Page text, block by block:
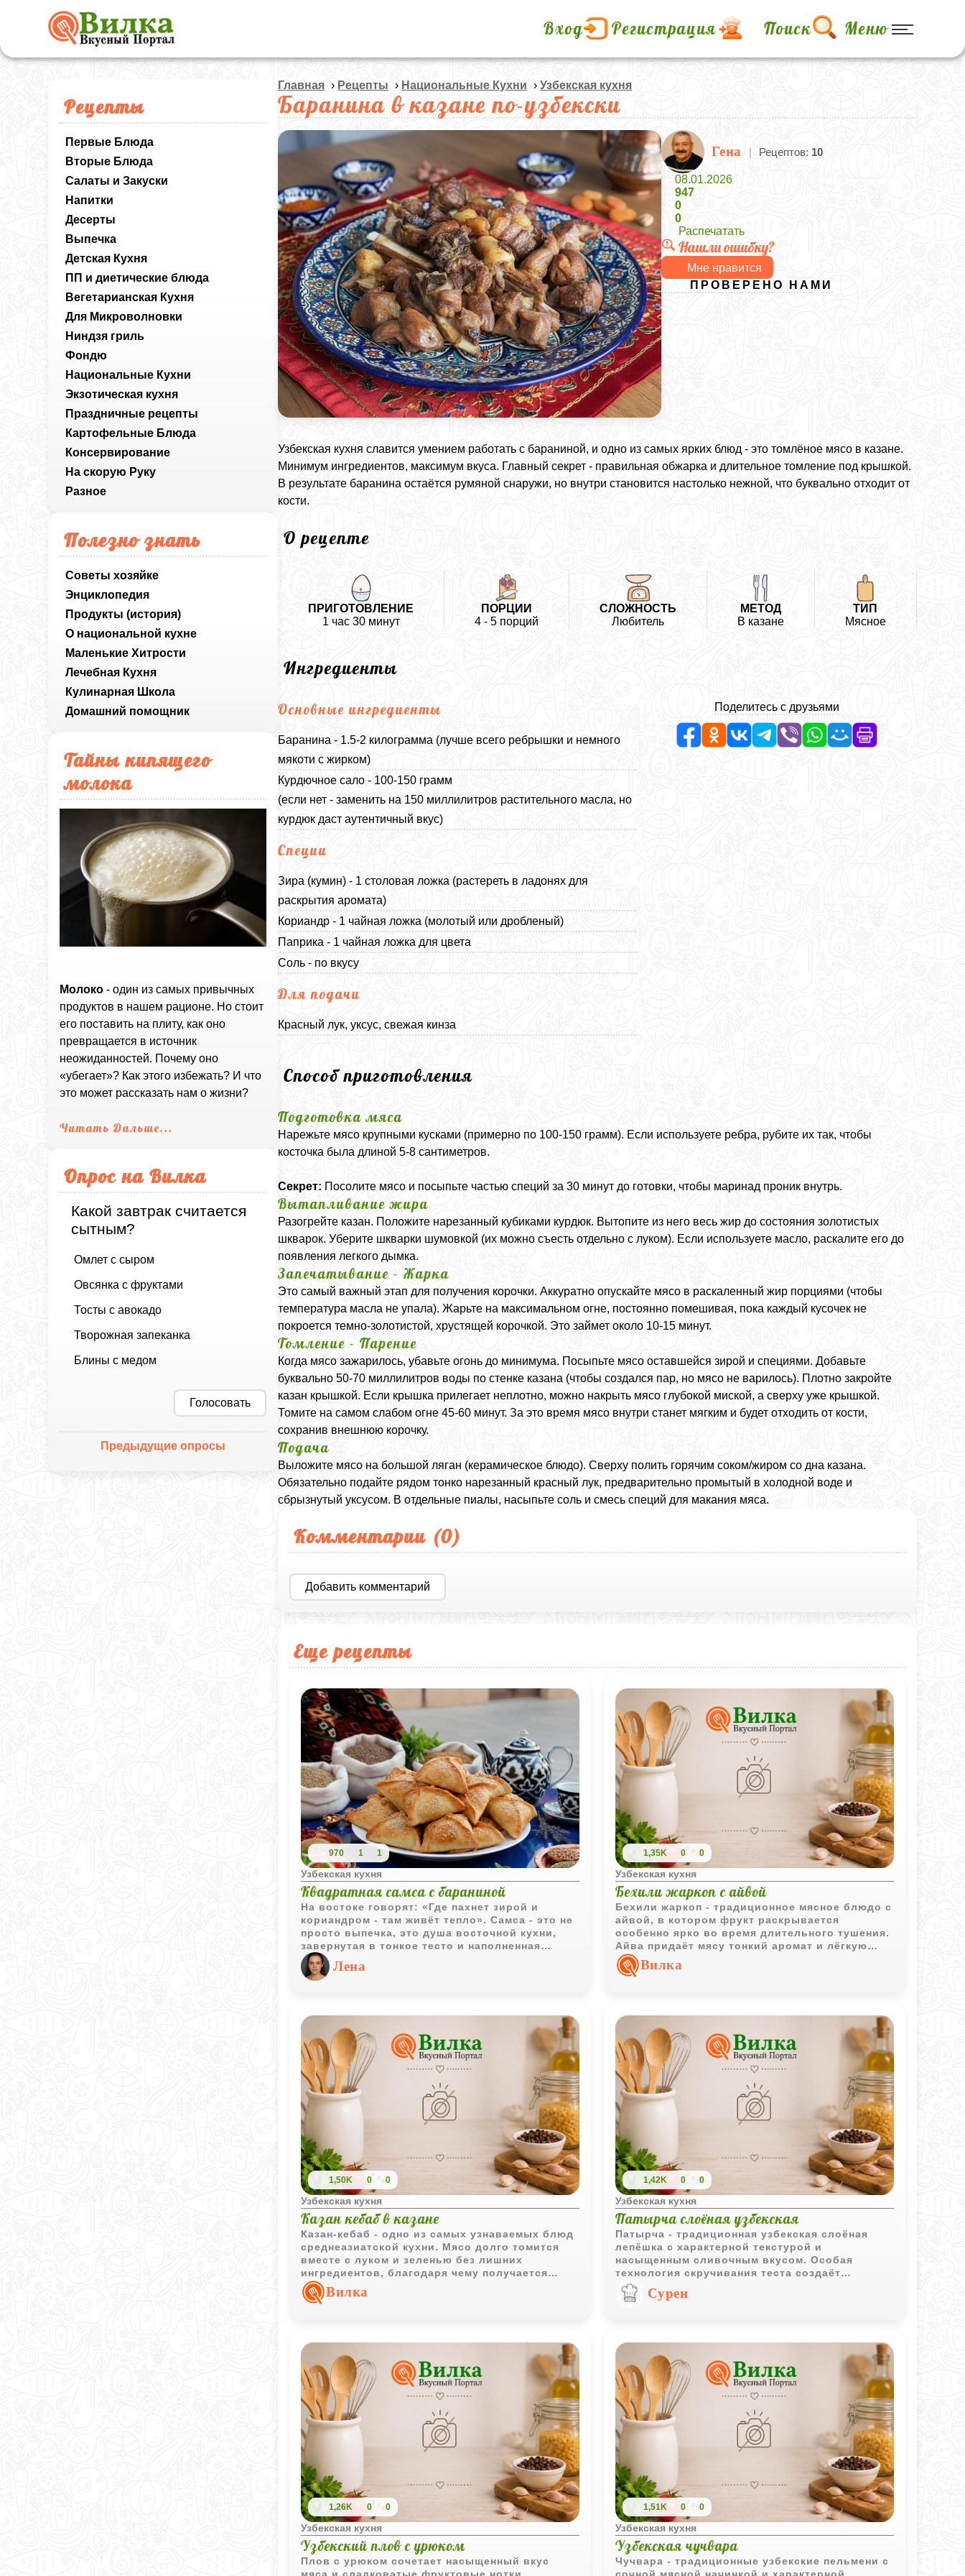
Вход Регистрация Поиск Меню
Рецепты
Первые Блюда
Вторые Блюда
Салаты и Закуски
Напитки
Десерты
Выпечка
Детская Кухня
ПП и диетические блюда
Вегетарианская Кухня
Для Микроволновки
Ниндзя гриль
Фондю
Национальные Кухни
Экзотическая кухня
Праздничные рецепты
Картофельные Блюда
Консервирование
На скорую Руку
Разное
Полезно знать
Советы хозяйке
Энциклопедия
Продукты (история)
О национальной кухне
Маленькие Хитрости
Лечебная Кухня
Кулинарная Школа
Домашний помощник
Тайны кипящего
молока
Молоко - один из самых привычных
продуктов в нашем рационе. Но стоит
его поставить на плиту, как оно
превращается в источник
неожиданностей. Почему оно
«убегает»? Как этого избежать? И что
это может рассказать нам о жизни?
Читать Дальше...
Опрос на Вилка
Какой завтрак считается
сытным?
Омлет с сыром
Овсянка с фруктами
Тосты с авокадо
Творожная запеканка
Блины с медом
Голосовать
Предыдущие опросы
Главная › Рецепты › Национальные Кухни ›Узбекская кухня
Баранина в казане по-узбекски
Гена | Рецептов: 10
08.01.2026
947
0
0
Распечатать
Нашли ошибку?
Мне нравится
ПРОВЕРЕНО НАМИ
Узбекская кухня славится умением работать с бараниной, и одно из самых ярких блюд - это томлёное мясо в казане.
Минимум ингредиентов, максимум вкуса. Главный секрет - правильная обжарка и длительное томление под крышкой.
В результате баранина остаётся румяной снаружи, но внутри становится настолько нежной, что буквально отходит от
кости.
О рецепте
ПРИГОТОВЛЕНИЕ
1 час 30 минут
ПОРЦИИ
4 - 5 порций
СЛОЖНОСТЬ
Любитель
МЕТОД
В казане
ТИП
Мясное
Ингредиенты
Основные ингредиенты
Баранина - 1.5-2 килограмма (лучше всего ребрышки и немного
мякоти с жирком)
Курдючное сало - 100-150 грамм
(если нет - заменить на 150 миллилитров растительного масла, но
курдюк даст аутентичный вкус)
Специи
Зира (кумин) - 1 столовая ложка (растереть в ладонях для
раскрытия аромата)
Кориандр - 1 чайная ложка (молотый или дробленый)
Паприка - 1 чайная ложка для цвета
Соль - по вкусу
Для подачи
Красный лук, уксус, свежая кинза
Поделитесь с друзьями
Способ приготовления
Подготовка мяса
Нарежьте мясо крупными кусками (примерно по 100-150 грамм). Если используете ребра, рубите их так, чтобы
косточка была длиной 5-8 сантиметров.
Секрет: Посолите мясо и посыпьте частью специй за 30 минут до готовки, чтобы маринад проник внутрь.
Вытапливание жира
Разогрейте казан. Положите нарезанный кубиками курдюк. Вытопите из него весь жир до состояния золотистых
шкварок. Уберите шкварки шумовкой (их можно съесть отдельно с луком). Если используете масло, раскалите его до
появления легкого дымка.
Запечатывание - Жарка
Это самый важный этап для получения корочки. Аккуратно опускайте мясо в раскаленный жир порциями (чтобы
температура масла не упала). Жарьте на максимальном огне, постоянно помешивая, пока каждый кусочек не
покроется темно-золотистой, хрустящей корочкой. Это займет около 10-15 минут.
Томление - Парение
Когда мясо зажарилось, убавьте огонь до минимума. Посыпьте мясо оставшейся зирой и специями. Добавьте
буквально 50-70 миллилитров воды по стенке казана (чтобы создался пар, но мясо не варилось). Плотно закройте
казан крышкой. Если крышка прилегает неплотно, можно накрыть мясо глубокой миской, а сверху уже крышкой.
Томите на самом слабом огне 45-60 минут. За это время мясо внутри станет мягким и будет отходить от кости,
сохранив внешнюю корочку.
Подача
Выложите мясо на большой ляган (керамическое блюдо). Сверху полить горячим соком/жиром со дна казана.
Обязательно подайте рядом тонко нарезанный красный лук, предварительно промытый в холодной воде и
сбрызнутый уксусом. В отдельные пиалы, насыпьте соль и смесь специй для макания мяса.
Комментарии (0)
Добавить комментарий
Еще рецепты
970 1 1
Узбекская кухня
Квадратная самса с бараниной
На востоке говорят: «Где пахнет зирой и
кориандром - там живёт тепло». Самса - это не
просто выпечка, это душа восточной кухни,
завернутая в тонкое тесто и наполненная
щедрой начинкой. Ароматная, сочная, с
хрустящей корочкой - самса с бараниной давно
стала любимицей не только на восточных
вкуса.
Лена
1,35K 0 0
Узбекская кухня
Бехили жаркоп с айвой
Бехили жаркоп - традиционное мясное блюдо с
айвой, в котором фрукт раскрывается
особенно ярко во время длительного тушения.
Айва придаёт мясу тонкий аромат и лёгкую
кисло-сладкую нотку, делая вкус блюда более
выразительным и насыщенным.
Вилка
1,50K 0 0
Узбекская кухня
Казан кебаб в казане
Казан-кебаб - одно из самых узнаваемых блюд
среднеазиатской кухни. Мясо долго томится
вместе с луком и зеленью без лишних
ингредиентов, благодаря чему получается
мягким, сочным и насыщенным ароматами.
Вилка
1,42K 0 0
Узбекская кухня
Патырча слоёная узбекская
Патырча - традиционная узбекская слоёная
лепёшка с характерной текстурой и
насыщенным сливочным вкусом. Особая
технология скручивания теста создаёт
множество тонких слоёв, благодаря которым
выпечка получается ароматной и аппетитной.
Сурен
1,26K 0 0
Узбекская кухня
Узбекский плов с урюком
Плов с урюком сочетает насыщенный вкус
1,51K 0 0
Узбекская кухня
Узбекская чучвара
Чучвара - традиционные узбекские пельмени с